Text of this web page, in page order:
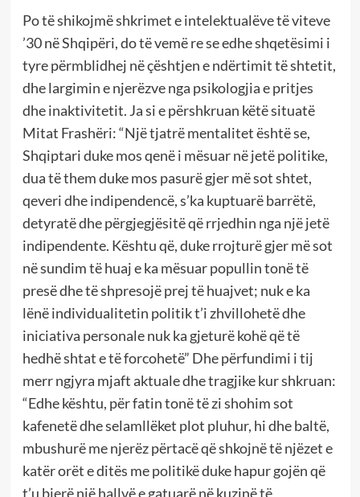
Po të shikojmë shkrimet e intelektualëve të viteve
’30 në Shqipëri, do të vemë re se edhe shqetësimi i
tyre përmblidhej në çështjen e ndërtimit të shtetit,
dhe largimin e njerëzve nga psikologjia e pritjes
dhe inaktivitetit. Ja si e përshkruan këtë situatë
Mitat Frashëri: “Një tjatrë mentalitet është se,
Shqiptari duke mos qenë i mësuar në jetë politike,
dua të them duke mos pasurë gjer më sot shtet,
qeveri dhe indipendencë, s’ka kuptuarë barrëtë,
detyratë dhe përgjegjësitë që rrjedhin nga një jetë
indipendente. Kështu që, duke rrojturë gjer më sot
në sundim të huaj e ka mësuar popullin tonë të
presë dhe të shpresojë prej të huajvet; nuk e ka
lënë individualitetin politik t’i zhvillohetë dhe
iniciativa personale nuk ka gjeturë kohë që të
hedhë shtat e të forcohetë” Dhe përfundimi i tij
merr ngjyra mjaft aktuale dhe tragjike kur shkruan:
“Edhe kështu, për fatin tonë të zi shohim sot
kafenetë dhe selamllëket plot pluhur, hi dhe baltë,
mbushurë me njerëz përtacë që shkojnë të njëzet e
katër orët e ditës me politikë duke hapur gojën që
t’u bjerë një hallvë e gatuarë në kuzinë të